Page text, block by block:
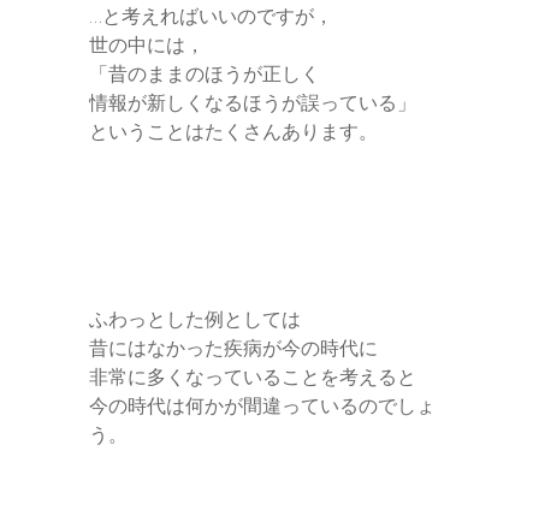
…と考えればいいのですが，
世の中には，
「昔のままのほうが正しく
情報が新しくなるほうが誤っている」
ということはたくさんあります。
ふわっとした例としては
昔にはなかった疾病が今の時代に
非常に多くなっていることを考えると
今の時代は何かが間違っているのでしょ
う。